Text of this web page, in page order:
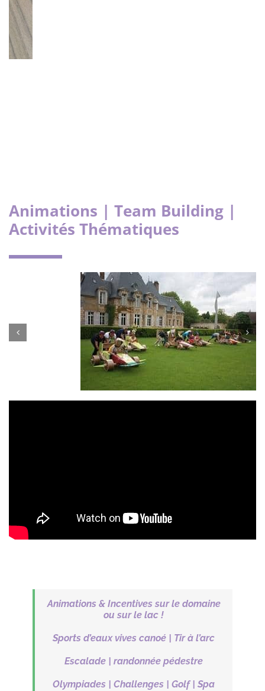
Animations | Team Building |
Activités Thématiques
Animations & Incentives sur le domaine
ou sur le lac !
Sports d’eaux vives canoé | Tir à l’arc
Escalade | randonnée pédestre
Olympiades | Challenges | Golf | Spa